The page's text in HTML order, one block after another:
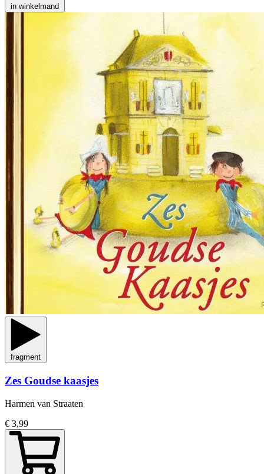
in winkelmand
fragment
Zes Goudse kaasjes
Harmen van Straaten
€ 3,99